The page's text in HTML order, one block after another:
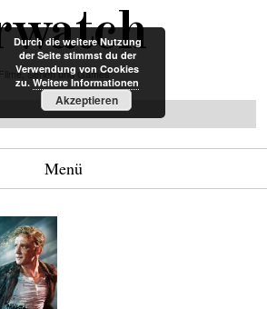
Serien und Games
Menü
Durch die weitere Nutzung
der Seite stimmst du der
Verwendung von Cookies
zu. Weitere Informationen
Akzeptieren